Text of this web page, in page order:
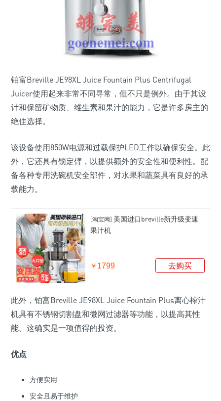
铂富Breville JE98XL Juice Fountain Plus Centrifugal
Juicer使用起来非常不同寻常，但不只是例外。由于其设
计和保留矿物质、维生素和果汁的能力，它是许多房主的
绝佳选择。
该设备使用850W电源和过载保护LED工作以确保安全。此
外，它还具有锁定臂，以提供额外的安全性和便利性。配
备各种专用洗碗机安全部件，对水果和蔬菜具有良好的承
载能力。
[淘宝网] 美国进口breville新升级变速
果汁机
￥ 1799 去购买
此外，铂富Breville JE98XL Juice Fountain Plus离心榨汁
机具有不锈钢切割盘和微网过滤器等功能，以提高其性
能。这确实是一项值得的投资。
优点
方便实用
安全且易于维护